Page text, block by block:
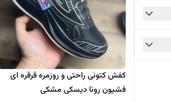
کفش کتونی راحتی و روزمره قرقره ای
فشیون رونا دیسکی مشکی